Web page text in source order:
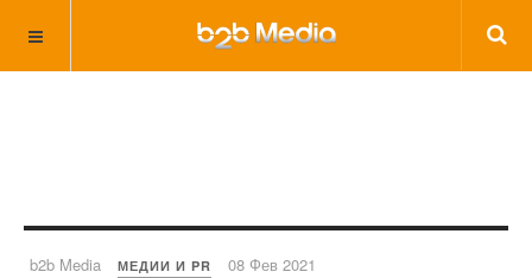
b2b Media МЕДИИ И PR 08 Фев 2021